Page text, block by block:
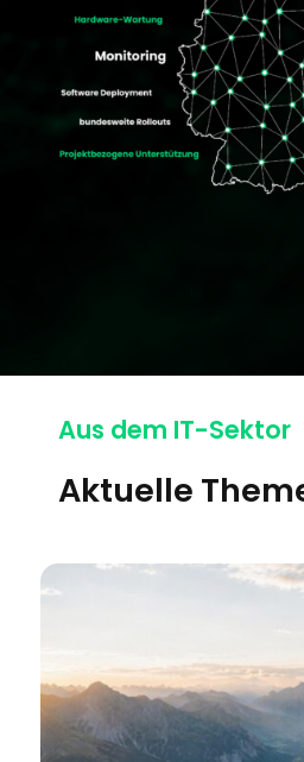
Aus dem IT-Sektor
Aktuelle